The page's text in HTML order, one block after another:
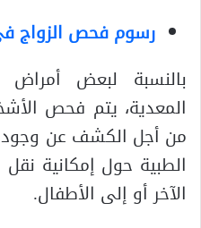
رسوم فحص الزواج
بالنسبة لبعض أمراض
المعدية، يتم فحص
من أجل الكشف عن وجود
الطبية حول إمكانية
الآخر أو إلى الأطفال.